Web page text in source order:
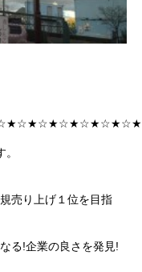
り上げ１位を目指
る!企業の良さを発見!